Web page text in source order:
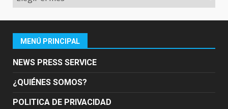
MENÚ PRINCIPAL
NEWS PRESS SERVICE
¿QUIÉNES SOMOS?
POLITICA DE PRIVACIDAD